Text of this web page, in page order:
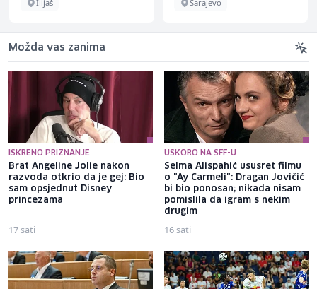
Ilijaš Sarajevo
Možda vas zanima
ISKRENO PRIZNANJE
Brat Angeline Jolie nakon
razvoda otkrio da je gej: Bio
sam opsjednut Disney
princezama
17 sati
USKORO NA SFF-U
Selma Alispahić ususret filmu
o "Ay Carmeli": Dragan Jovičić
bi bio ponosan; nikada nisam
pomislila da igram s nekim
drugim
16 sati